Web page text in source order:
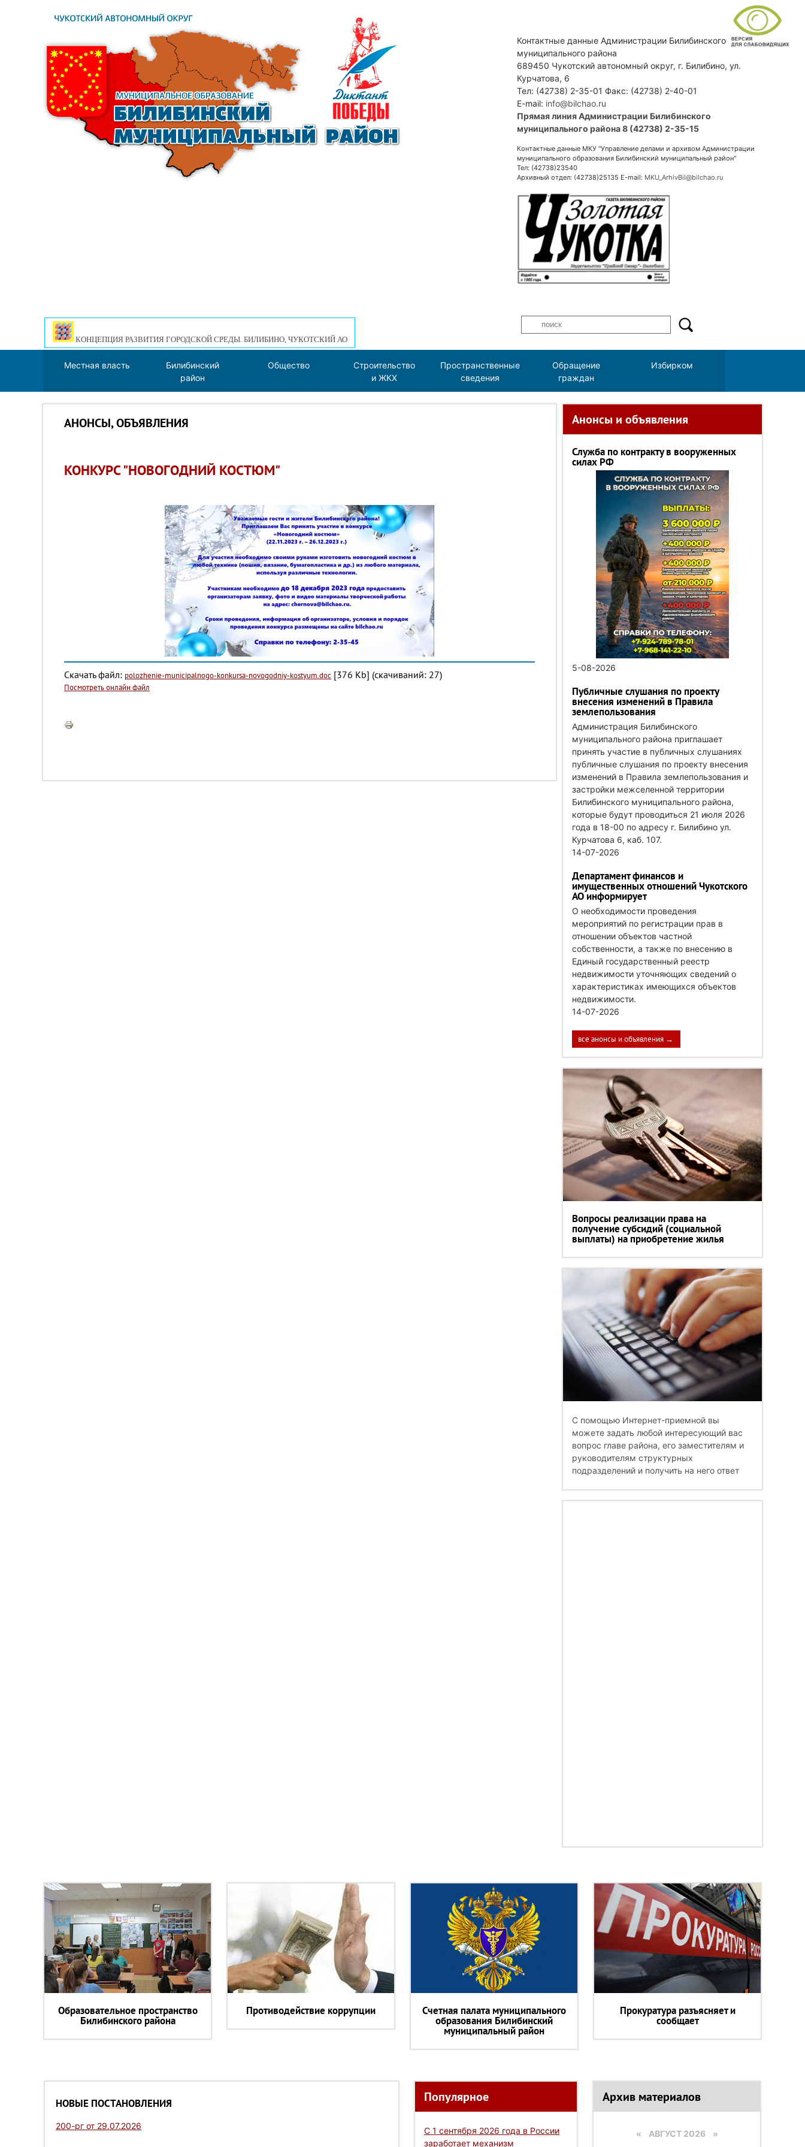
Контактные данные Администрации Билибинского
муниципального района
689450 Чукотский автономный округ, г. Билибино, ул.
Курчатова, 6
Тел: (42738) 2-35-01 Факс: (42738) 2-40-01
E-mail: info@bilchao.ru
Прямая линия Администрации Билибинского
муниципального района 8 (42738) 2-35-15
Контактные данные МКУ "Управление делами и архивом Администрации
муниципального образования Билибинский муниципальный район"
Тел: (42738)23540
Архивный отдел: (42738)25135 E-mail: MKU_ArhivBil@bilchao.ru
КОНЦЕПЦИЯ РАЗВИТИЯ ГОРОДСКОЙ СРЕДЫ. БИЛИБИНО, ЧУКОТСКИЙ АО
Местная власть
Билибинский
район
Общество
Строительство
и ЖКХ
Пространственные
сведения
Обращение
граждан
Избирком
АНОНСЫ, ОБЪЯВЛЕНИЯ
КОНКУРС "НОВОГОДНИЙ КОСТЮМ"
Скачать файл: polozhenie-municipalnogo-konkursa-novogodniy-kostyum.doc [376 Kb] (cкачиваний: 27)
Посмотреть онлайн файл
Анонсы и объявления
Служба по контракту в вооруженных
силах РФ
5-08-2026
Публичные слушания по проекту
внесения изменений в Правила
землепользования
Администрация Билибинского
муниципального района приглашает
принять участие в публичных слушаниях
публичные слушания по проекту внесения
изменений в Правила землепользования и
застройки межселенной территории
Билибинского муниципального района,
которые будут проводиться 21 июля 2026
года в 18-00 по адресу г. Билибино ул.
Курчатова 6, каб. 107.
14-07-2026
Департамент финансов и
имущественных отношений Чукотского
АО информирует
О необходимости проведения
мероприятий по регистрации прав в
отношении объектов частной
собственности, а также по внесению в
Единый государственный реестр
недвижимости уточняющих сведений о
характеристиках имеющихся объектов
недвижимости.
14-07-2026
все анонсы и объявления →
Вопросы реализации права на
получение субсидий (социальной
выплаты) на приобретение жилья
С помощью Интернет-приемной вы
можете задать любой интересующий вас
вопрос главе района, его заместителям и
руководителям структурных
подразделений и получить на него ответ
Образовательное пространство
Билибинского района
Противодействие коррупции Счетная палата муниципального
образования Билибинский
муниципальный район
Прокуратура разъясняет и
сообщает
НОВЫЕ ПОСТАНОВЛЕНИЯ
200-рг от 29.07.2026
Популярное
С 1 сентября 2026 года в России
заработает механизм
Архив материалов
« АВГУСТ 2026 »